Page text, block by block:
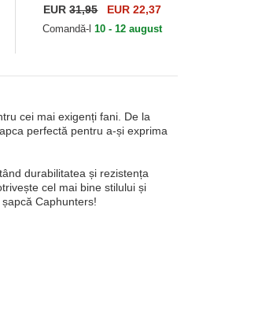
de Brooklyn Nets NBA de
New Era
EUR31,95 EUR 22,37
Comandă-l10 - 12 august
cei mai exigenți fani. De la
perfectă pentru a-și exprima
durabilitatea și rezistența
cel mai bine stilului și
Caphunters!